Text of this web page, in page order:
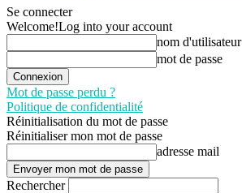
Se connecter
Welcome!Log into your account
nom d'utilisateur
mot de passe
Mot de passe perdu ?
Politique de confidentialité
Réinitialisation du mot de passe
Réinitialiser mon mot de passe
adresse mail
Rechercher